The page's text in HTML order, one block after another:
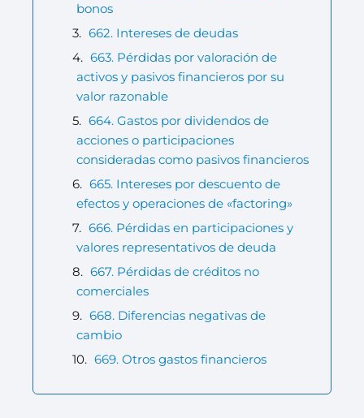
bonos
662. Intereses de deudas
663. Pérdidas por valoración de
activos y pasivos financieros por su
valor razonable
664. Gastos por dividendos de
acciones o participaciones
consideradas como pasivos financieros
665. Intereses por descuento de
efectos y operaciones de «factoring»
666. Pérdidas en participaciones y
valores representativos de deuda
667. Pérdidas de créditos no
comerciales
668. Diferencias negativas de
cambio
669. Otros gastos financieros